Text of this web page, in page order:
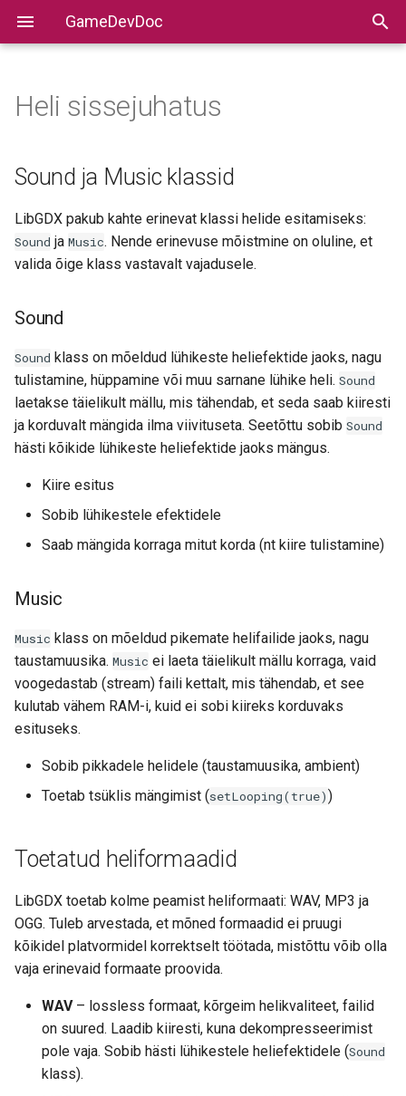
GameDevDoc
Heli sissejuhatus
Sound ja Music klassid
LibGDX pakub kahte erinevat klassi helide esitamiseks:
Sound ja Music. Nende erinevuse mõistmine on oluline, et
valida õige klass vastavalt vajadusele.
Sound
Sound klass on mõeldud lühikeste heliefektide jaoks, nagu
tulistamine, hüppamine või muu sarnane lühike heli. Sound
laetakse täielikult mällu, mis tähendab, et seda saab kiiresti
ja korduvalt mängida ilma viivituseta. Seetõttu sobib Sound
hästi kõikide lühikeste heliefektide jaoks mängus.
Kiire esitus
Sobib lühikestele efektidele
Saab mängida korraga mitut korda (nt kiire tulistamine)
Music
Music klass on mõeldud pikemate helifailide jaoks, nagu
taustamuusika. Music ei laeta täielikult mällu korraga, vaid
voogedastab (stream) faili kettalt, mis tähendab, et see
kulutab vähem RAM-i, kuid ei sobi kiireks korduvaks
esituseks.
Sobib pikkadele helidele (taustamuusika, ambient)
Toetab tsüklis mängimist (setLooping(true))
Toetatud heliformaadid
LibGDX toetab kolme peamist heliformaati: WAV, MP3 ja
OGG. Tuleb arvestada, et mõned formaadid ei pruugi
kõikidel platvormidel korrektselt töötada, mistõttu võib olla
vaja erinevaid formaate proovida.
WAV– lossless formaat, kõrgeim helikvaliteet, failid
on suured. Laadib kiiresti, kuna dekompresseerimist
pole vaja. Sobib hästi lühikestele heliefektidele (Sound
klass).